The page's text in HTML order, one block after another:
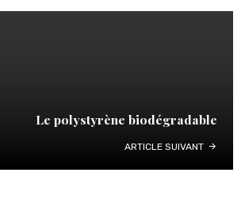
Le polystyrène biodégradable
ARTICLE SUIVANT